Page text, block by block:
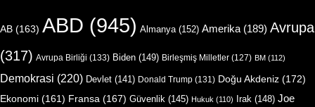
AB (163) ABD (945) Almanya(152) Amerika (189) Avrupa
(317) Avrupa Birliği (133) Biden (149) Birleşmiş Milletler (127) BM (112)
Demokrasi (220) Devlet (141) Donald Trump (131) Doğu Akdeniz (172)
Ekonomi (161) Fransa (167) Güvenlik (145) Hukuk (110) Irak (148) Joe